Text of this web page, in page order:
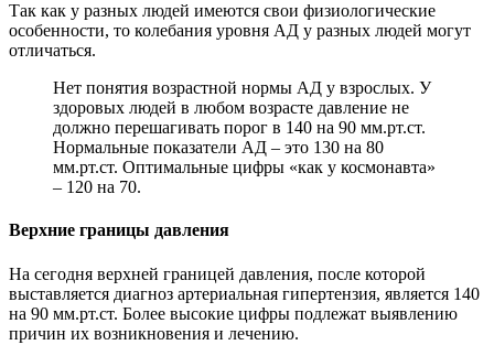
Так как у разных людей имеются свои физиологические
особенности, то колебания уровня АД у разных людей могут
отличаться.
Нет понятия возрастной нормы АД у взрослых. У
здоровых людей в любом возрасте давление не
должно перешагивать порог в 140 на 90 мм.рт.ст.
Нормальные показатели АД – это 130 на 80
мм.рт.ст. Оптимальные цифры «как у космонавта»
– 120 на 70.
Верхние границы давления
На сегодня верхней границей давления, после которой
выставляется диагноз артериальная гипертензия, является 140
на 90 мм.рт.ст. Более высокие цифры подлежат выявлению
причин их возникновения и лечению.